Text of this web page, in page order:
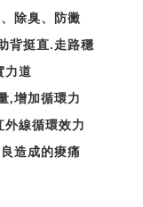
除臭、防黴
背挺直.走路穩
力道
,增加循環力
外線循環效力
造成的痠痛